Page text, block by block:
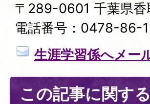
〒289-0601 千葉県
電話番号：0478-86-
生涯学習係へメー
この記事に関す